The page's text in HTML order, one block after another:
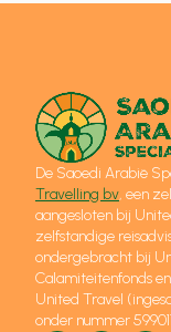
De Saoedi Arabië
Travelling bv, een
aangesloten bij
zelfstandige
ondergebracht bij
Calamiteitenfonds
United Travel
onder nummer